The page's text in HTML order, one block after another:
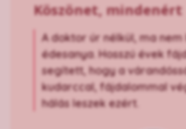
Köszönet, mindenért
A doktor úr nélkül, ma
édesanya. Hosszú évek
segített, hogy a
kudarccal, fájdalommal
hálás leszek ezért.